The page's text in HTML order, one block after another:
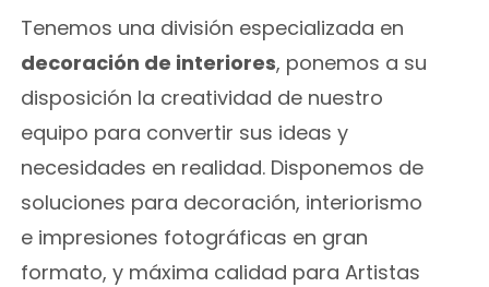
Tenemos una división especializada en
decoración de interiores, ponemos a su
disposición la creatividad de nuestro
equipo para convertir sus ideas y
necesidades en realidad. Disponemos de
soluciones para decoración, interiorismo
e impresiones fotográficas en gran
formato, y máxima calidad para Artistas